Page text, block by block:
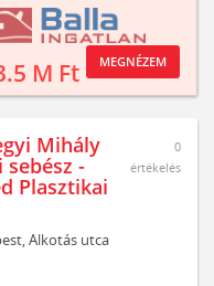
M Ft MEGNÉZEM
Mihály
sebész -
Plasztikai
Alkotás utca
0
értékelés